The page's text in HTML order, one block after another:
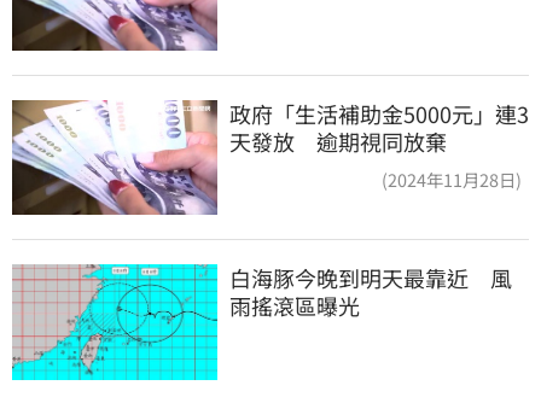
政府「生活補助金5000元」連3
天發放 逾期視同放棄
(2024年11月28日)
白海豚今晚到明天最靠近　風
雨搖滾區曝光